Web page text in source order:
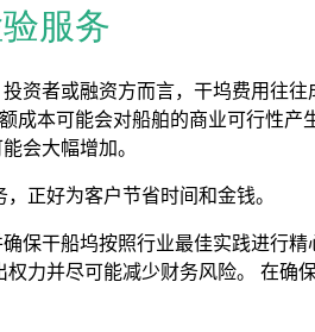
服务
资者或融资方而言，干坞费用往往
成本可能会对船舶的商业可行性
会大幅增加。
正好为客户节省时间和金钱。
保干船坞按照行业最佳实践进行
力并尽可能减少财务风险。
在确